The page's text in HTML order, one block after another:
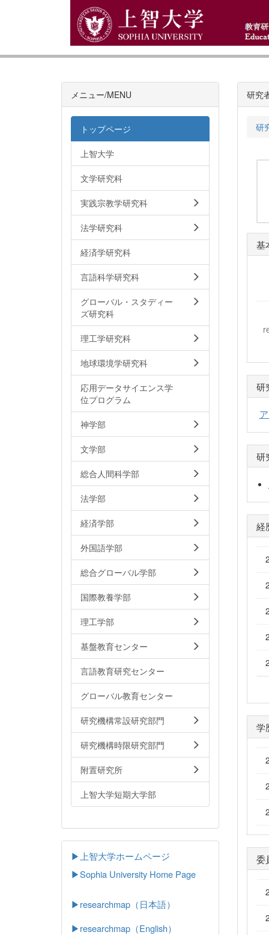
研究
研
基
研
研
経
学
委
メニュー/MENU
トップページ
上智大学
文学研究科
実践宗教学研究科
法学研究科
経済学研究科
言語科学研究科
グローバル・スタディー
ズ研究科
理工学研究科
地球環境学研究科
応用データサイエンス学
位プログラム
神学部
文学部
総合人間科学部
法学部
経済学部
外国語学部
総合グローバル学部
国際教養学部
理工学部
基盤教育センター
言語教育研究センター
グローバル教育センター
研究機構常設研究部門
研究機構時限研究部門
附置研究所
上智大学短期大学部
▶上智大学ホームページ
▶Sophia University Home Page
▶researchmap（日本語）
▶researchmap（English）